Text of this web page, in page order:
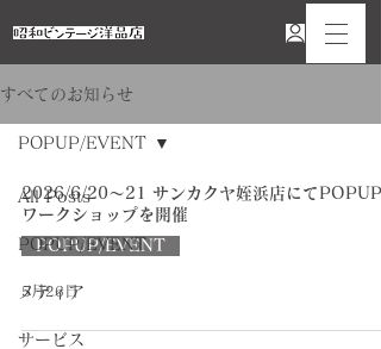
すべてのお知らせ
All Posts
POPUP/EVENT
メディア
サービス
POPUP/EVENT
2026/6/20〜21 サンカクヤ姪浜店にてPOPUP
ワークショップを開催
POPUP/EVENT
5月26日